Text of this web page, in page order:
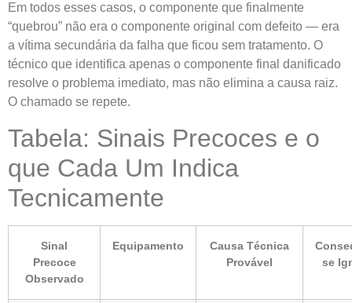
Em todos esses casos, o componente que finalmente
“quebrou” não era o componente original com defeito — era
a vítima secundária da falha que ficou sem tratamento. O
técnico que identifica apenas o componente final danificado
resolve o problema imediato, mas não elimina a causa raiz.
O chamado se repete.
Tabela: Sinais Precoces e o
que Cada Um Indica
Tecnicamente
Sinal
Precoce
Observado
Equipamento
Causa Técnica
Provável
se